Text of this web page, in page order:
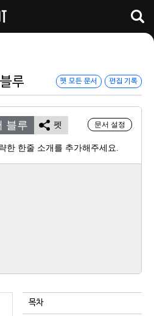
루 펫 모든 문서 편집 기록
문서 설정
블루 펫
한 한줄 소개를 추가해주세요.
목차